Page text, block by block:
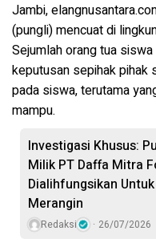
Jambi,
(pungli) mencuat di
Sejumlah orang tua
keputusan sepihak pihak
pada siswa, terutama
mampu.
Investigasi Khusus:
Milik PT Daffa Mitra
Dialihfungsikan Untuk
Merangin
Redaksi 26/07/2026